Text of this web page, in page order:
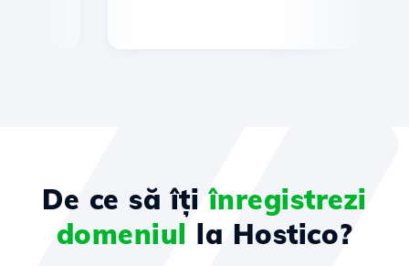
De ce să îțiînregistrezi
domeniul la Hostico?